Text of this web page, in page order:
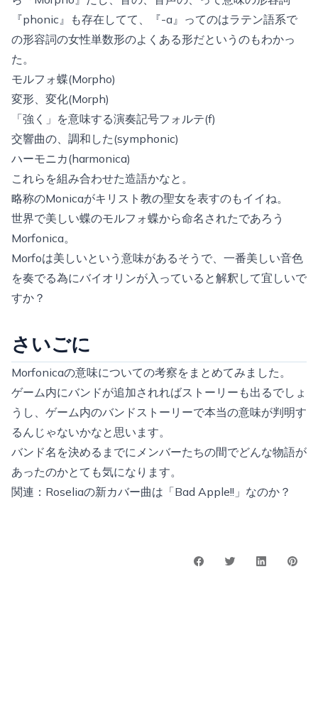
『phonic』も存在してて、『-a』ってのはラテン語系で
の形容詞の女性単数形のよくある形だというのもわかっ
た。
モルフォ蝶(Morpho)
変形、変化(Morph)
「強く」を意味する演奏記号フォルテ(f)
交響曲の、調和した(symphonic)
ハーモニカ(harmonica)
これらを組み合わせた造語かなと。
略称のMonicaがキリスト教の聖女を表すのもイイね。
世界で美しい蝶のモルフォ蝶から命名されたであろう
Morfonica。
Morfoは美しいという意味があるそうで、一番美しい音色
を奏でる為にバイオリンが入っていると解釈して宜しいで
すか？
さいごに
Morfonicaの意味についての考察をまとめてみました。
ゲーム内にバンドが追加されればストーリーも出るでしょ
うし、ゲーム内のバンドストーリーで本当の意味が判明す
るんじゃないかなと思います。
バンド名を決めるまでにメンバーたちの間でどんな物語が
あったのかとても気になります。
関連： Roseliaの新カバー曲は「Bad Apple!!」なのか？